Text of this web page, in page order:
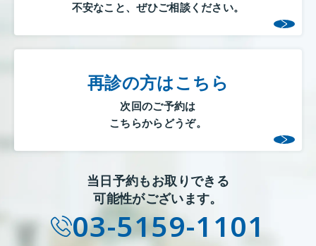
不安なこと、ぜひご相談ください。
再診の方はこちら
次回のご予約は
こちらからどうぞ。
当日予約もお取りできる
可能性がございます。
03-5159-1101